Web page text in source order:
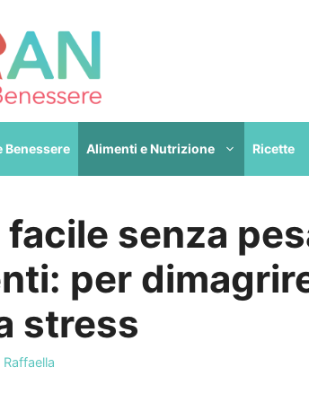
Benessere Alimenti e Nutrizione Ricette
facile senza
per
stress
Raffaella